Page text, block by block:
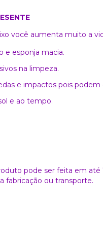
você aumenta muito a
e esponja macia.
na limpeza.
e impactos pois
e ao tempo.
pode ser feita em
fabricação ou transporte.